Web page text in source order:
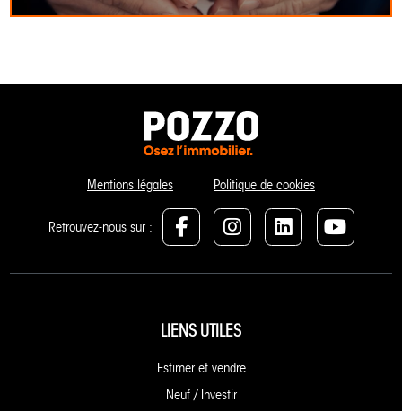
Mentions légales Politique de cookies
Retrouvez-nous sur :
LIENS UTILES
Estimer et vendre
Neuf / Investir